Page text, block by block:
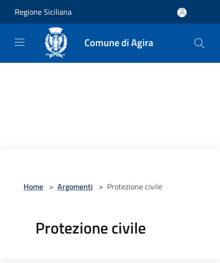
Regione Siciliana
Comune di Agira
Home > Argomenti > Protezione civile
Protezione civile